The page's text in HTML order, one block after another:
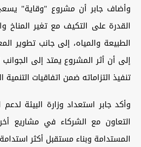
وأضاف جابر أن مشروع "وقاية"
القدرة على التكيف مع تغير المناخ
الطبيعة والمياه، إلى جانب تطوير
إلى أن أثر المشروع يمتد إلى
تنفيذ التزاماته ضمن اتفاقيات
وأكد جابر استعداد وزارة البيئة
التعاون مع الشركاء في مشاريع
المستدامة وبناء مستقبل أكثر